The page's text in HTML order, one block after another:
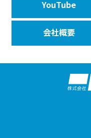
YouTube
会社概要